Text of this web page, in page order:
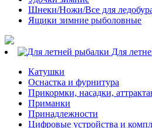
Шнеки/Ножи/Все для
Ящики зимние рыболовные
Для
Катушки
Оснастка и фурнитура
Прикормки, насадки,
Приманки
Принадлежности
Цифровые устройства и